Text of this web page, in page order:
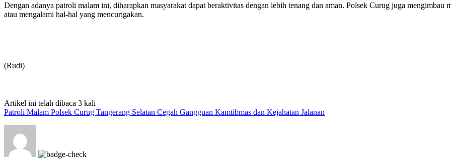
Dengan adanya patroli malam ini, diharapkan masyarakat dapat beraktivitas dengan lebih tenang dan aman. Polsek Curug juga mengimbau
atau mengalami hal-hal yang mencurigakan.
(Rudi)
Artikel ini telah dibaca 3 kali
Patroli Malam Polsek Curug Tangerang Selatan Cegah Gangguan Kamtibmas dan Kejahatan Jalanan